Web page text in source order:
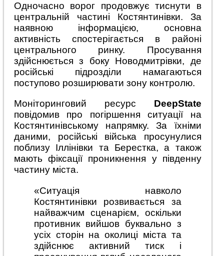
Одночасно ворог продовжує тиснути в
центральній частині Костянтинівки. За
наявною інформацією, основна
активність спостерігається в районі
центрального ринку. Просування
здійснюється з боку Новодмитрівки, де
російські підрозділи намагаються
поступово розширювати зону контролю.
Моніторинговий ресурс DeepState
повідомив про погіршення ситуації на
Костянтинівському напрямку. За їхніми
даними, російські війська просунулися
поблизу Іллінівки та Берестка, а також
мають фіксації проникнення у південну
частину міста.
«Ситуація навколо
Костянтинівки розвивається за
найважчим сценарієм, оскільки
противник вийшов буквально з
усіх сторін на околиці міста та
здійснює активний тиск і